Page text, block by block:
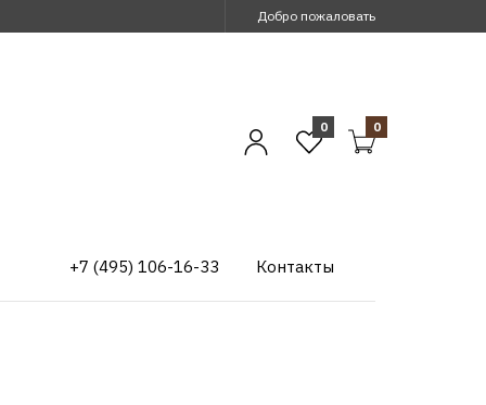
Добро пожаловать
0 0
+7 (495) 106-16-33 Контакты